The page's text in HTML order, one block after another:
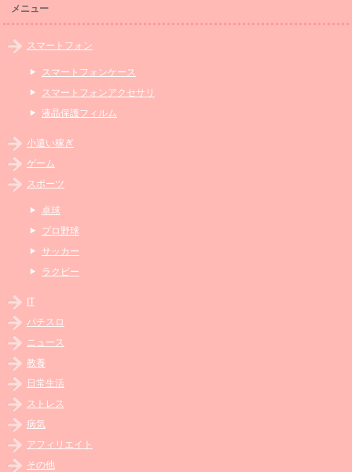
メニュー
スマートフォン
スマートフォンケース
スマートフォンアクセサリ
液晶保護フィルム
小遣い稼ぎ
ゲーム
スポーツ
卓球
プロ野球
サッカー
ラクビー
IT
パチスロ
ニュース
教養
日常生活
ストレス
病気
アフィリエイト
その他